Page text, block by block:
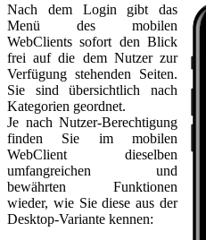
Nach dem Login gibt das
Menü des mobilen
WebClients sofort den Blick
frei auf die dem Nutzer zur
Verfügung stehenden Seiten.
Sie sind übersichtlich nach
Kategorien geordnet.
Je nach Nutzer-Berechtigung
finden Sie im mobilen
WebClient dieselben
umfangreichen und
bewährten Funktionen
wieder, wie Sie diese aus der
Desktop-Variante kennen: